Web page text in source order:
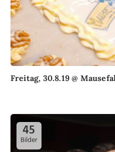
Freitag, 30.8.19 @
45
Bilder